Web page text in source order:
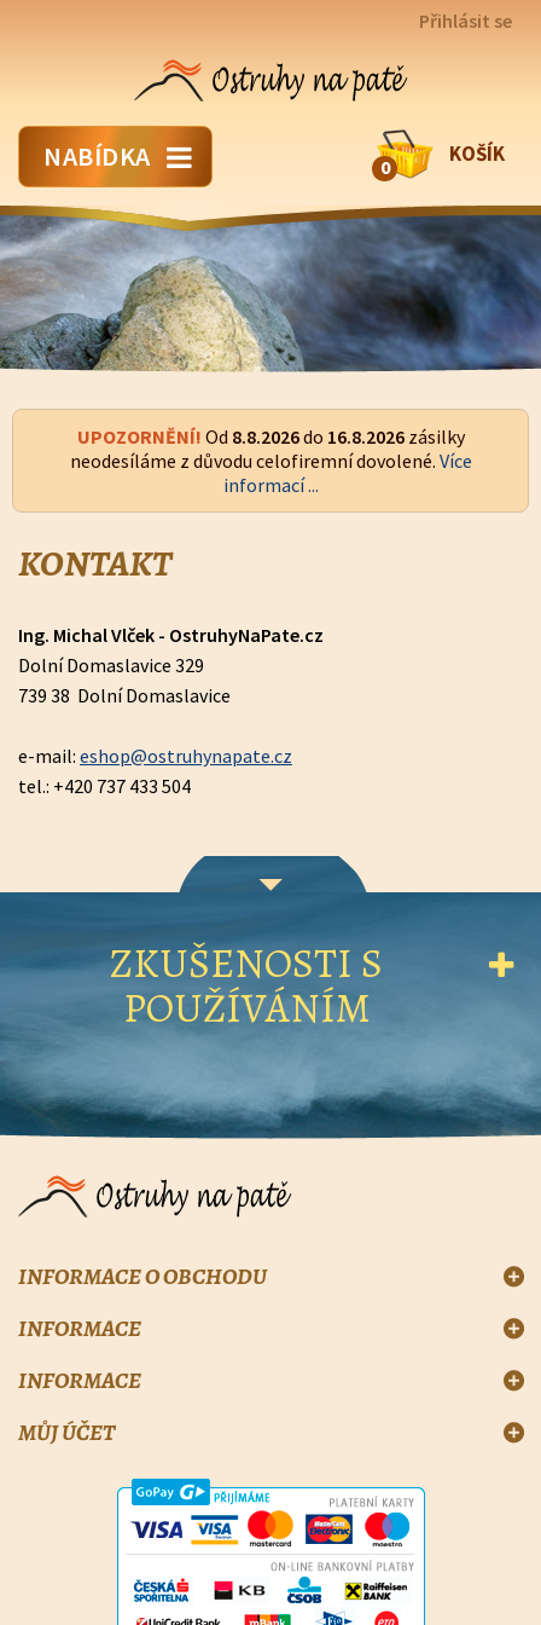
Přihlásit se
KOŠÍK
0
NABÍDKA
UPOZORNĚNÍ! Od 8.8.2026do 16.8.2026zásilky
neodesíláme z důvodu celofiremní dovolené. Více
informací ...
KONTAKT
Ing. Michal Vlček - OstruhyNaPate.cz
Dolní Domaslavice 329
739 38 Dolní Domaslavice
e-mail: eshop@ostruhynapate.cz
tel.: +420 737 433 504
ZKUŠENOSTI S
POUŽÍVÁNÍM
INFORMACE O OBCHODU
INFORMACE
INFORMACE
MŮJ ÚČET